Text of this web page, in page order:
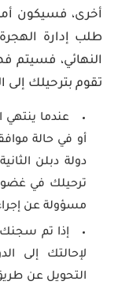
أخرى، فسيكون
طلب إدارة
النهائي، فسيتم
تقوم بترحيلك إلى
عندما ينتهي
أو في حالة
دولة دبلن
ترحيلك في
مسؤولة عن
لإحالتك إلى
التحويل عن